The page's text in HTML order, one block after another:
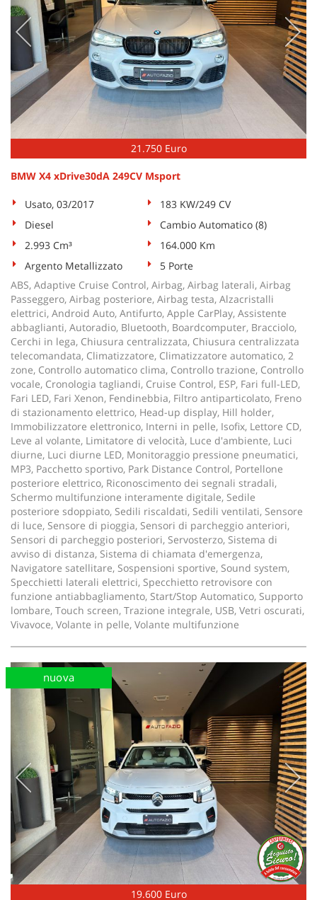
21.750 Euro
BMW X4 xDrive30dA 249CV Msport
Usato, 03/2017
183 KW/249 CV
Diesel
Cambio Automatico (8)
2.993 Cm³
164.000 Km
Argento Metallizzato
5 Porte
ABS, Adaptive Cruise Control, Airbag, Airbag laterali, Airbag
Passeggero, Airbag posteriore, Airbag testa, Alzacristalli
elettrici, Android Auto, Antifurto, Apple CarPlay, Assistente
abbaglianti, Autoradio, Bluetooth, Boardcomputer, Bracciolo,
Cerchi in lega, Chiusura centralizzata, Chiusura centralizzata
telecomandata, Climatizzatore, Climatizzatore automatico, 2
zone, Controllo automatico clima, Controllo trazione, Controllo
vocale, Cronologia tagliandi, Cruise Control, ESP, Fari full-LED,
Fari LED, Fari Xenon, Fendinebbia, Filtro antiparticolato, Freno
di stazionamento elettrico, Head-up display, Hill holder,
Immobilizzatore elettronico, Interni in pelle, Isofix, Lettore CD,
Leve al volante, Limitatore di velocità, Luce d'ambiente, Luci
diurne, Luci diurne LED, Monitoraggio pressione pneumatici,
MP3, Pacchetto sportivo, Park Distance Control, Portellone
posteriore elettrico, Riconoscimento dei segnali stradali,
Schermo multifunzione interamente digitale, Sedile
posteriore sdoppiato, Sedili riscaldati, Sedili ventilati, Sensore
di luce, Sensore di pioggia, Sensori di parcheggio anteriori,
Sensori di parcheggio posteriori, Servosterzo, Sistema di
avviso di distanza, Sistema di chiamata d'emergenza,
Navigatore satellitare, Sospensioni sportive, Sound system,
Specchietti laterali elettrici, Specchietto retrovisore con
funzione antiabbagliamento, Start/Stop Automatico, Supporto
lombare, Touch screen, Trazione integrale, USB, Vetri oscurati,
Vivavoce, Volante in pelle, Volante multifunzione
19.600 Euro
nuova